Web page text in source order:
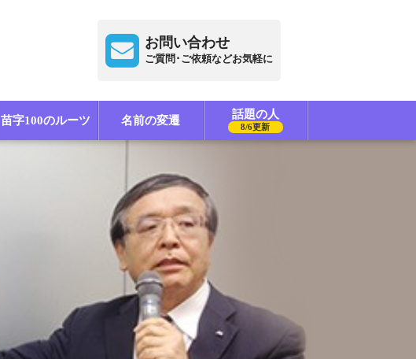
お問い合わせ
ご質問･ご依頼などお気軽に
苗字100のルーツ 名前の変遷 話題の人
8/6更新